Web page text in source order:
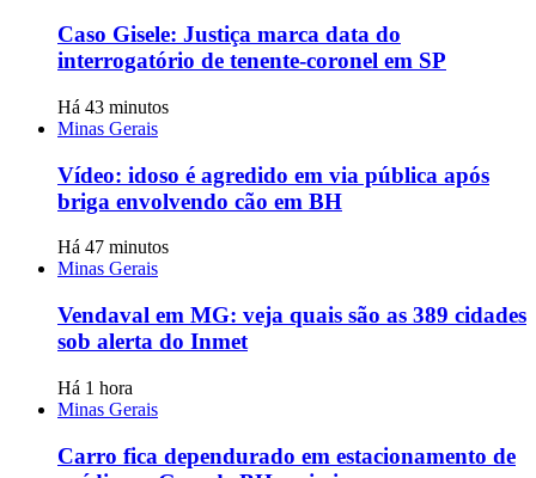
Caso Gisele: Justiça marca data do
interrogatório de tenente-coronel em SP
Há 43 minutos
Minas Gerais
Vídeo: idoso é agredido em via pública após
briga envolvendo cão em BH
Há 47 minutos
Minas Gerais
Vendaval em MG: veja quais são as 389 cidades
sob alerta do Inmet
Há 1 hora
Minas Gerais
Carro fica dependurado em estacionamento de